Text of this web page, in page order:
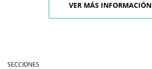
VER MÁS INFORMACIÓN
SECCIONES